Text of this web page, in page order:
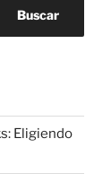
Buscar
Eligiendo